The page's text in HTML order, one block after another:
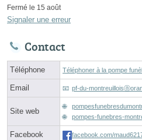
Fermé le 15 août
Signaler une erreur
Contact
Téléphone Téléphoner à la pompe
Email pf-du-
Site web
pompes-funebres-
Facebook facebook.com/